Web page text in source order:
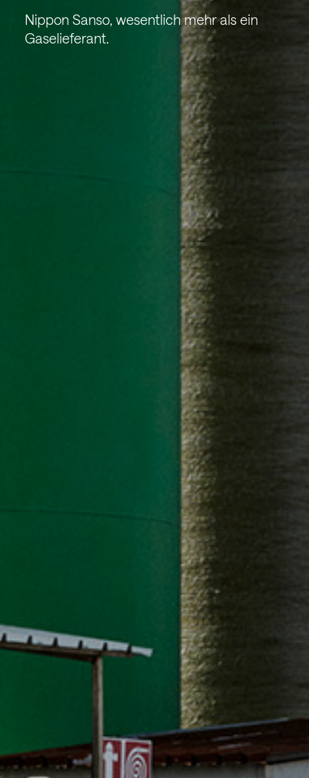
Nippon Sanso, wesentlich mehr als ein
Gaselieferant.